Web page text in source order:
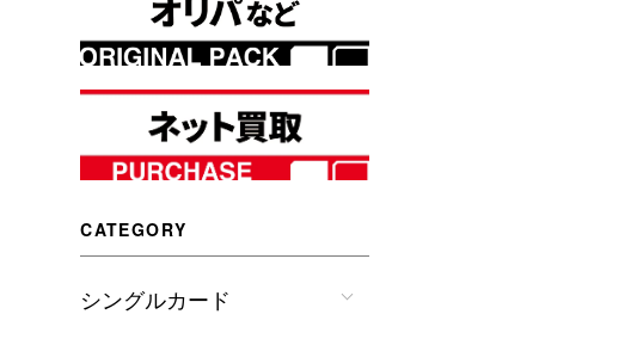
CATEGORY
シングルカード